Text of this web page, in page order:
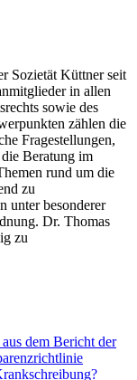
Sozietät Küttner seit
in allen
sowie des
zählen die
Fragestellungen,
Beratung im
rund um die
zu
unter besonderer
Dr. Thomas
zu
dem Bericht der